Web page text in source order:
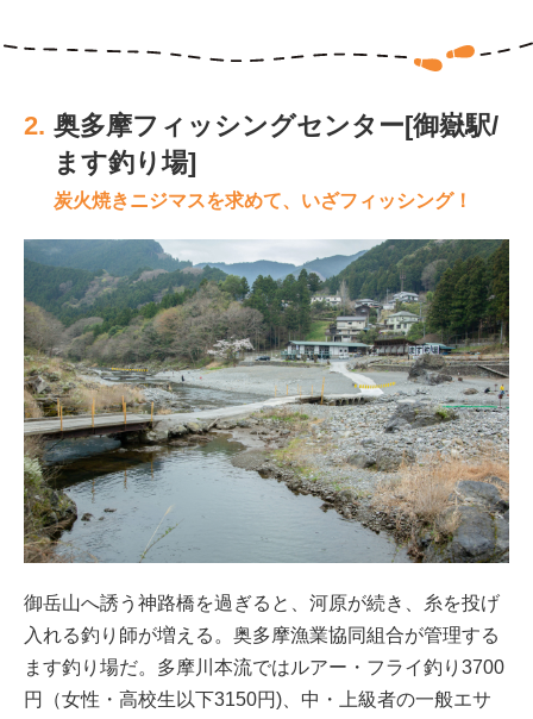
2. 奥多摩フィッシングセンター[御嶽駅/
ます釣り場]
炭火焼きニジマスを求めて、いざフィッシング！
御岳山へ誘う神路橋を過ぎると、河原が続き、糸を投げ
入れる釣り師が増える。奥多摩漁業協同組合が管理する
ます釣り場だ。多摩川本流ではルアー・フライ釣り3700
円（女性・高校生以下3150円)、中・上級者の一般エサ